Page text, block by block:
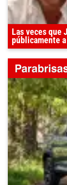
Las veces que
públicamente